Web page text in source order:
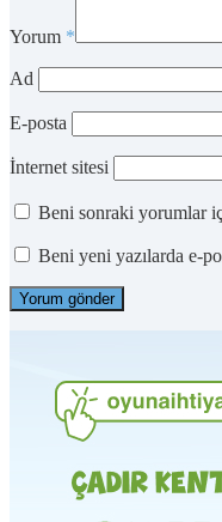
Yorum *
Ad
E-posta
İnternet sitesi
Beni sonraki yorumlar
Beni yeni yazılarda e-